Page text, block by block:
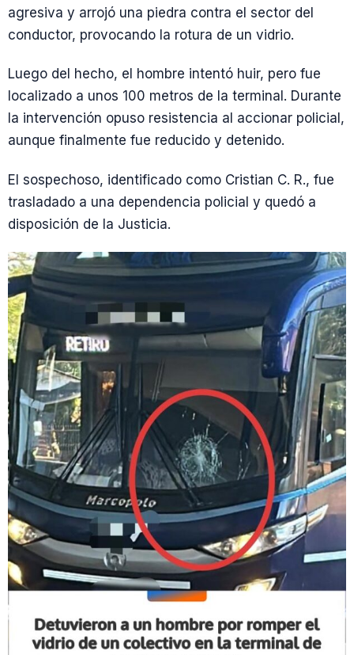
agresiva y arrojó una piedra contra el sector del
conductor, provocando la rotura de un vidrio.
Luego del hecho, el hombre intentó huir, pero fue
localizado a unos 100 metros de la terminal. Durante
la intervención opuso resistencia al accionar policial,
aunque finalmente fue reducido y detenido.
El sospechoso, identificado como Cristian C. R., fue
trasladado a una dependencia policial y quedó a
disposición de la Justicia.